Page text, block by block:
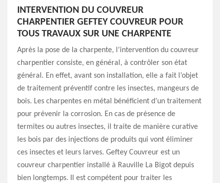
INTERVENTION DU COUVREUR
CHARPENTIER GEFTEY COUVREUR POUR
TOUS TRAVAUX SUR UNE CHARPENTE
Après la pose de la charpente, l’intervention du couvreur
charpentier consiste, en général, à contrôler son état
général. En effet, avant son installation, elle a fait l’objet
de traitement préventif contre les insectes, mangeurs de
bois. Les charpentes en métal bénéficient d’un traitement
pour prévenir la corrosion. En cas de présence de
termites ou autres insectes, il traite de manière curative
les bois par des injections de produits qui vont éliminer
ces insectes et leurs larves. Geftey Couvreur est un
couvreur charpentier installé à Rauville La Bigot depuis
bien longtemps. Il est compétent pour traiter les